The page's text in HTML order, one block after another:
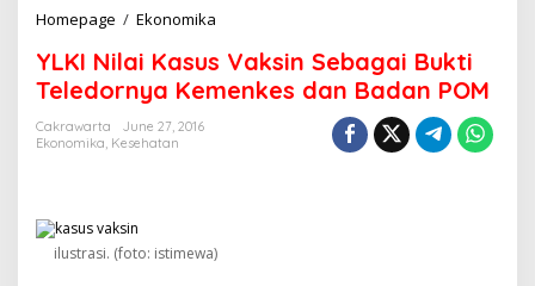
Homepage / Ekonomika
K
I
N
s
YLKI Nilai Kasus Vaksin Sebagai Bukti
Teledornya Kemenkes dan Badan POM
Cakrawarta
June 27, 2016
Ekonomika, Kesehatan
ilustrasi. (foto: istimewa)